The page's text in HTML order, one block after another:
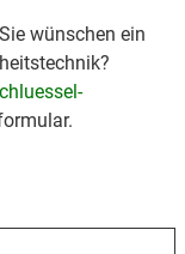
wünschen ein